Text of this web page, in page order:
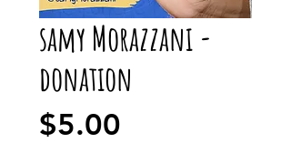
samy Morazzani -
donation
$5.00